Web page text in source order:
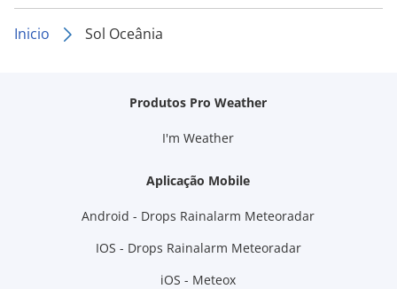
Inicio Sol Oceânia
Produtos Pro Weather
I'm Weather
Aplicação Mobile
Android - Drops Rainalarm Meteoradar
IOS - Drops Rainalarm Meteoradar
iOS - Meteox